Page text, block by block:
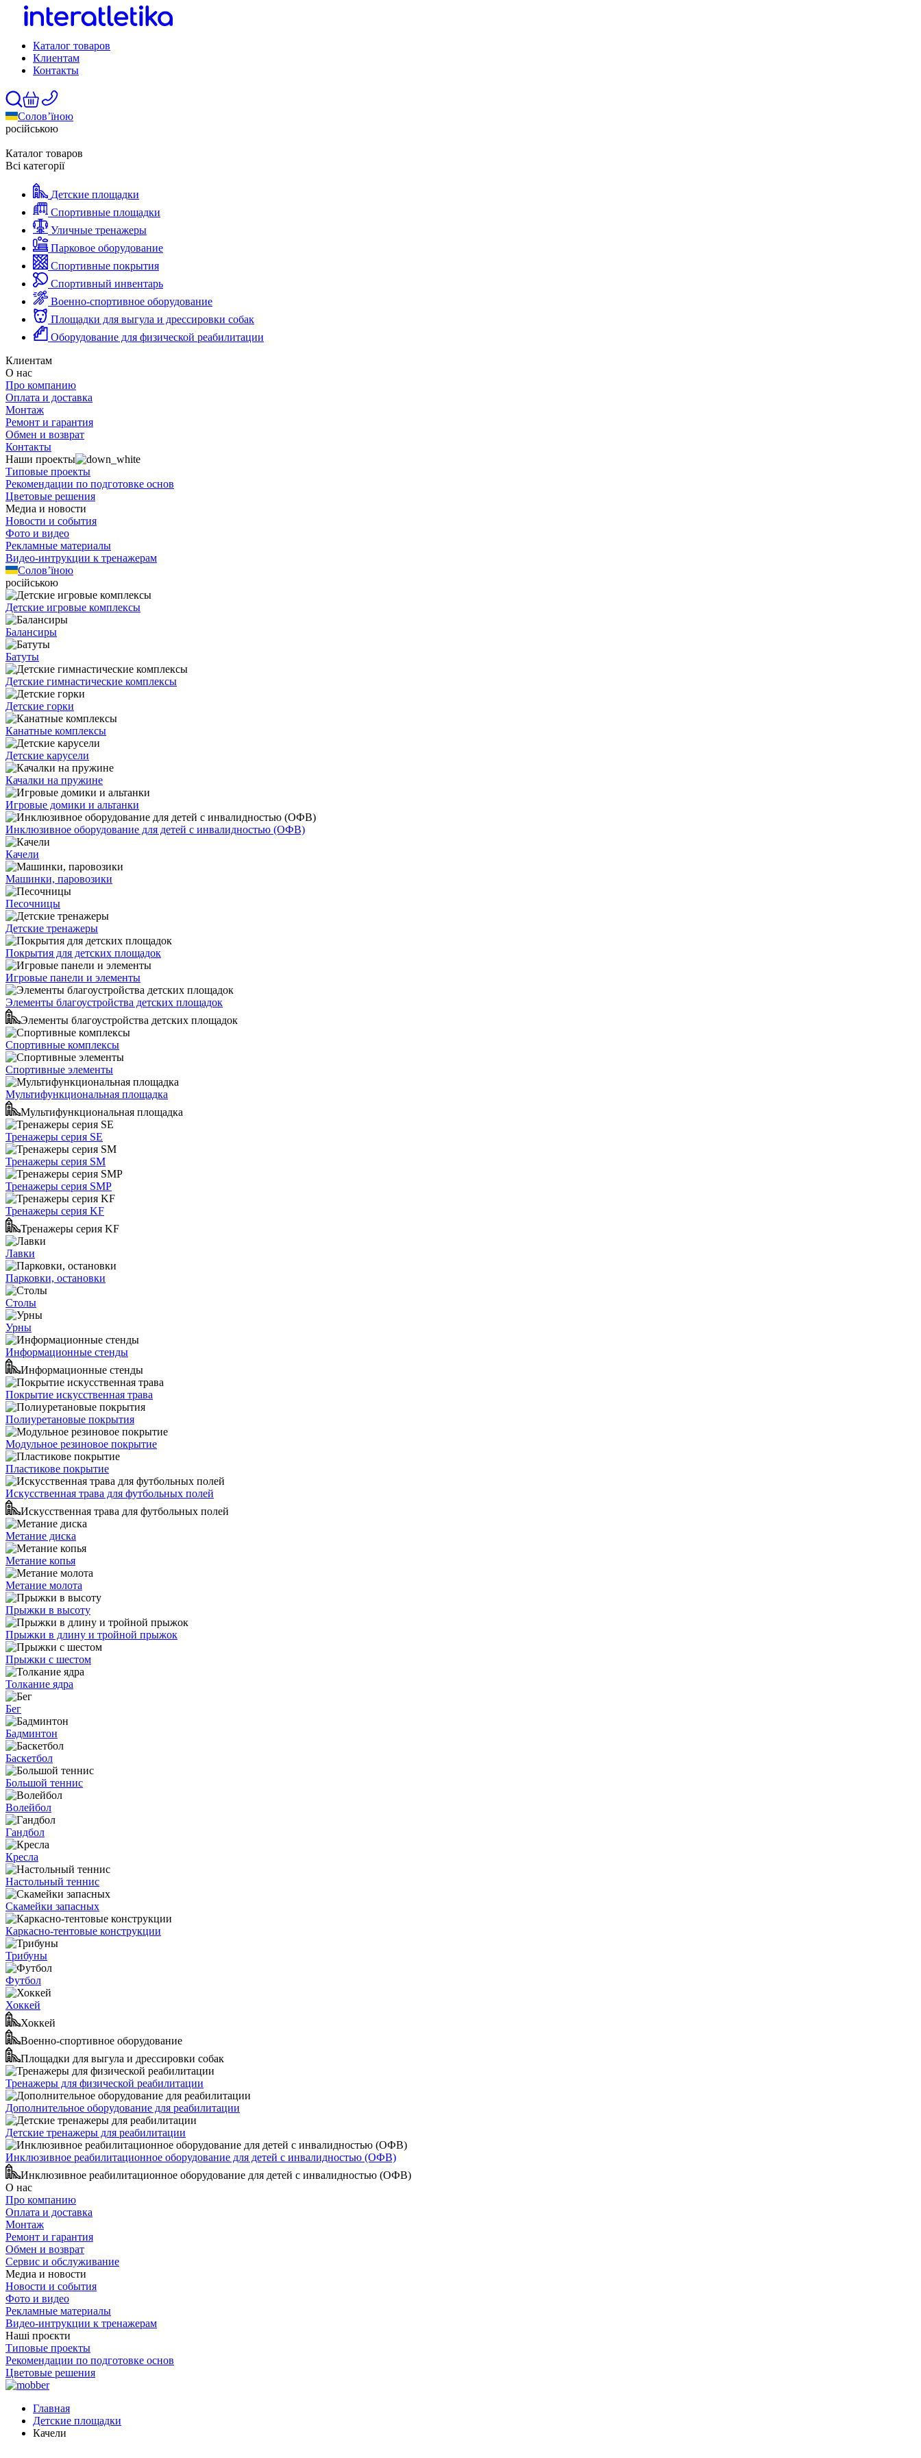
Каталог товаров
Клиентам
Контакты
Солов’їною
російською
Каталог товаров
Всі категорії
Детские площадки
Спортивные площадки
Уличные тренажеры
Парковое оборудование
Спортивные покрытия
Спортивный инвентарь
Военно-спортивное оборудование
Площадки для выгула и дрессировки собак
Оборудование для физической реабилитации
Клиентам
О нас
Про компанию
Оплата и доставка
Монтаж
Ремонт и гарантия
Обмен и возврат
Контакты
Наши проекты
Типовые проекты
Рекомендации по подготовке основ
Цветовые решения
Медиа и новости
Новости и события
Фото и видео
Рекламные материалы
Видео-интрукции к тренажерам
Солов’їною
російською
Детские игровые комплексы
Балансиры
Батуты
Детские гимнастические комплексы
Детские горки
Канатные комплексы
Детские карусели
Качалки на пружине
Игровые домики и альтанки
Инклюзивное оборудование для детей с инвалидностью (ОФВ)
Качели
Машинки, паровозики
Песочницы
Детские тренажеры
Покрытия для детских площадок
Игровые панели и элементы
Элементы благоустройства детских площадок
Элементы благоустройства детских площадок
Спортивные комплексы
Спортивные элементы
Мультифункциональная площадка
Мультифункциональная площадка
Тренажеры серия SE
Тренажеры серия SM
Тренажеры серия SMP
Тренажеры серия KF
Тренажеры серия KF
Лавки
Парковки, остановки
Столы
Урны
Информационные стенды
Информационные стенды
Покрытие искусственная трава
Полиуретановые покрытия
Модульное резиновое покрытие
Пластикове покрытие
Искусственная трава для футбольных полей
Искусственная трава для футбольных полей
Метание диска
Метание копья
Метание молота
Прыжки в высоту
Прыжки в длину и тройной прыжок
Прыжки с шестом
Толкание ядра
Бег
Бадминтон
Баскетбол
Большой теннис
Волейбол
Гандбол
Кресла
Настольный теннис
Скамейки запасных
Каркасно-тентовые конструкции
Трибуны
Футбол
Хоккей
Хоккей
Военно-спортивное оборудование
Площадки для выгула и дрессировки собак
Тренажеры для физической реабилитации
Дополнительное оборудование для реабилитации
Детские тренажеры для реабилитации
Инклюзивное реабилитационное оборудование для детей с инвалидностью (ОФВ)
Инклюзивное реабилитационное оборудование для детей с инвалидностью (ОФВ)
О нас
Про компанию
Оплата и доставка
Монтаж
Ремонт и гарантия
Обмен и возврат
Сервис и обслуживание
Медиа и новости
Новости и события
Фото и видео
Рекламные материалы
Видео-интрукции к тренажерам
Наші проєкти
Типовые проекты
Рекомендации по подготовке основ
Цветовые решения
Главная
Детские площадки
Качели